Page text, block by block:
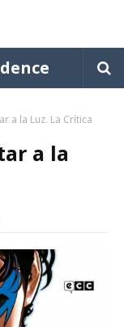
a la Luz. La Crítica
a la